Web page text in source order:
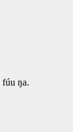
fúu ŋa.